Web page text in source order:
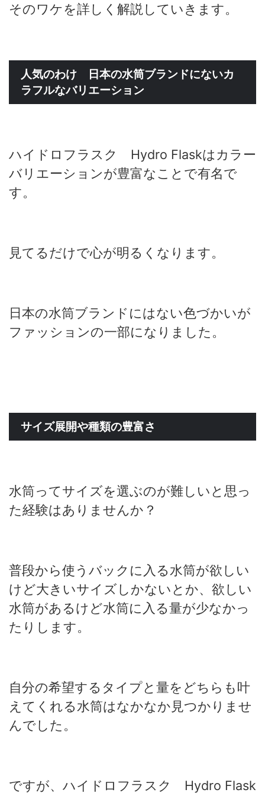
そのワケを詳しく解説していきます。
人気のわけ 日本の水筒ブランドにないカ
ラフルなバリエーション
ハイドロフラスク Hydro Flaskはカラー
バリエーションが豊富なことで有名で
す。
見てるだけで心が明るくなります。
日本の水筒ブランドにはない色づかいが
ファッションの一部になりました。
サイズ展開や種類の豊富さ
水筒ってサイズを選ぶのが難しいと思っ
た経験はありませんか？
普段から使うバックに入る水筒が欲しい
けど大きいサイズしかないとか、欲しい
水筒があるけど水筒に入る量が少なかっ
たりします。
自分の希望するタイプと量をどちらも叶
えてくれる水筒はなかなか見つかりませ
んでした。
ですが、ハイドロフラスク Hydro Flask